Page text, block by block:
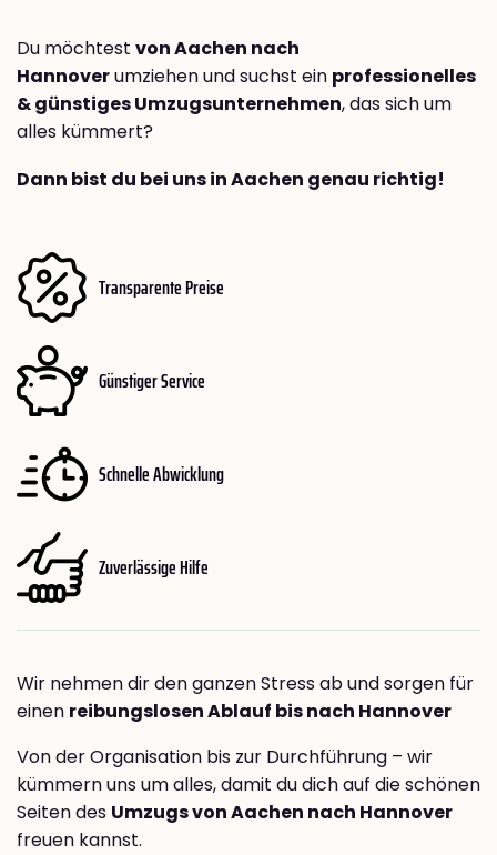
Du möchtest von Aachen nach
Hannoverumziehen und suchst ein professionelles
& günstiges Umzugsunternehmen, das sich um
alles kümmert?
Dann bist du bei uns in Aachen genau richtig!
Transparente Preise
Günstiger Service
Schnelle Abwicklung
Zuverlässige Hilfe
Wir nehmen dir den ganzen Stress ab und sorgen für
einen reibungslosen Ablauf bis nach Hannover
Von der Organisation bis zur Durchführung – wir
kümmern uns um alles, damit du dich auf die schönen
Seiten des Umzugs von Aachen nach Hannover
freuen kannst.